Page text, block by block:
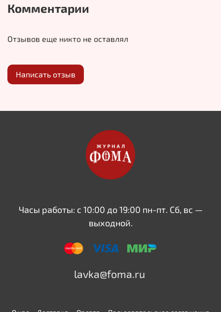
Комментарии
Отзывов еще никто не оставлял
Написать отзыв
Часы работы: с 10:00 до 19:00 пн-пт. Сб, вс —
выходной.
lavka@foma.ru